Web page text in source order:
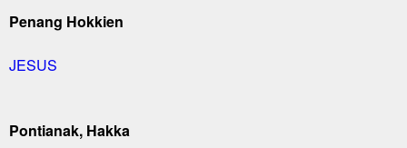
Penang Hokkien
JESUS
Pontianak, Hakka